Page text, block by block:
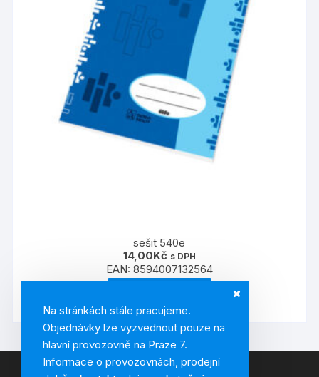
Na stránkách stále pracujeme.
Objednávky lze vyzvednout pouze na
hlavní provozovně na Praze 7.
Informace o provozovnách, prodejní
sešit 540e
14,00Kč s DPH
EAN: 8594007132564